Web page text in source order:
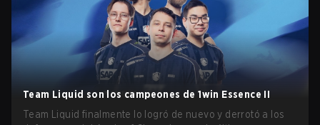
Team Liquid son los campeones de 1win Essence II
Team Liquid finalmente lo logró de nuevo y derrotó a los